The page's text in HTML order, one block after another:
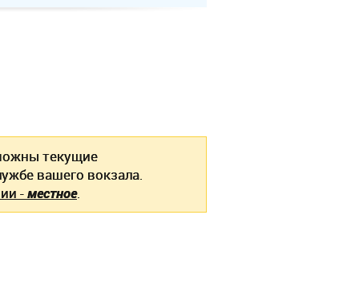
текущие
вашего вокзала.
-местное.